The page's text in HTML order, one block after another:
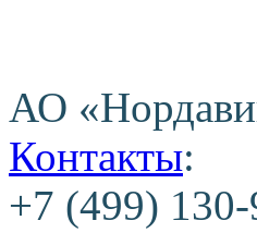
АО
Контакты:
+7 (499)